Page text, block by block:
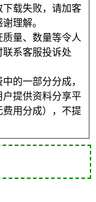
载失败，请加客
理解。
量、数量等令人
系客服投诉处
的一部分分成，
提供资料分享平
用分成），不提